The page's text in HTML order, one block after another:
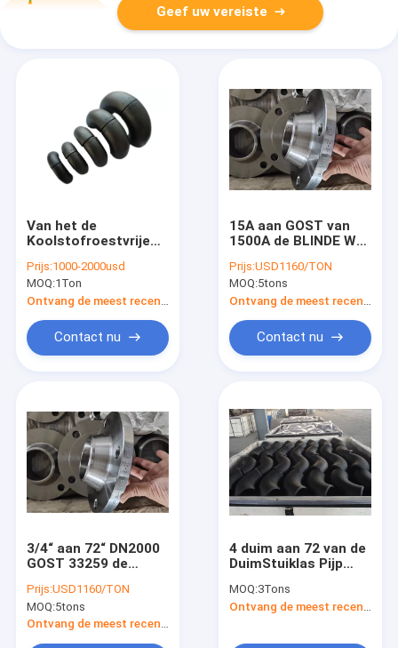
Geef uw vereiste
Van het de
Koolstofroestvrije
van de de
Pijpelleboog EN10235
DIN2605 JIS B2311
GOST 17375
Prijs:1000-2000usd
MOQ:1Ton
Contact nu
15A aan GOST van
1500A de BLINDE WN
van het FLENSpn40
PN63 Koolstofstaal
Prijs:USD1160/TON
MOQ:5tons
Contact nu
3/4“ aan 72“ DN2000
GOST 33259 de
de Staalplaat 12821
WN-Flenzen
Prijs:USD1160/TON
MOQ:5tons
Ontvang de meest recente Prijs
4 duim aan 72 van de
DuimStuiklas Pijp
B16.9 Cs P265GH van
de de
MOQ:3Tons